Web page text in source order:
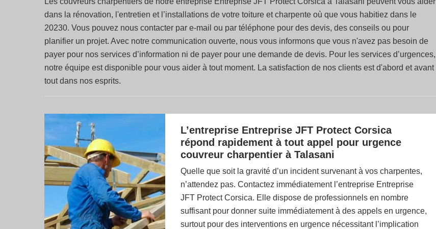
dans la rénovation, l'entretien et l’installations de votre toiture et charpente où que vous habitiez dans le
20230. Vous pouvez nous contacter par e-mail ou par téléphone pour des devis, des conseils ou pour
planifier un projet. Avec notre communication ouverte, nous vous informons que vous n'avez pas besoin de
payer pour nos services d’information ni de payer pour une demande de devis. Pour les services d’urgences,
notre équipe est disponible pour vous aider à tout moment. La satisfaction de nos clients est d'abord et avant
tout dans nos esprits.
L’entreprise Entreprise JFT Protect Corsica
répond rapidement à tout appel pour urgence
couvreur charpentier à Talasani
Quelle que soit la gravité d’un incident survenant à vos charpentes,
n’attendez pas. Contactez immédiatement l’entreprise Entreprise
JFT Protect Corsica. Elle dispose de professionnels en nombre
suffisant pour donner suite immédiatement à des appels en urgence,
surtout pour des interventions en urgence nécessitant l’implication